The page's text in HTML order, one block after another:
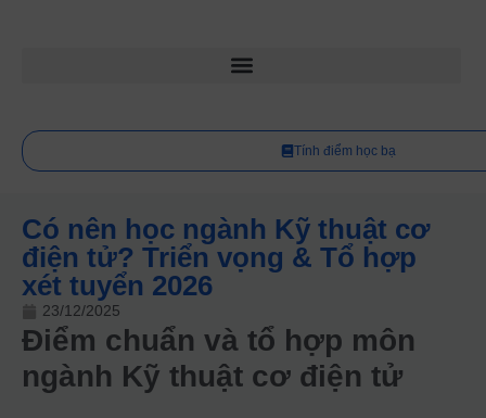
Tính điểm học bạ
Có nên học ngành Kỹ thuật cơ
điện tử? Triển vọng & Tổ hợp
xét tuyển 2026
23/12/2025
Điểm chuẩn và tổ hợp môn
ngành Kỹ thuật cơ điện tử